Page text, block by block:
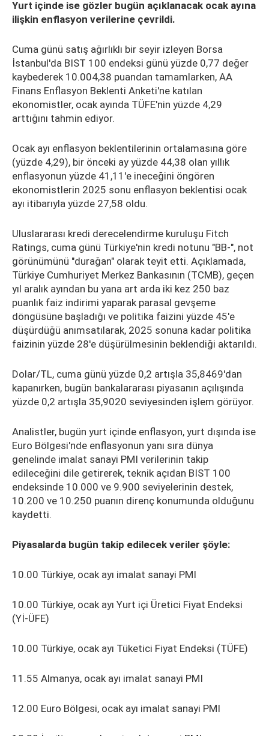
Yurt içinde ise gözler bugün açıklanacak ocak ayına
ilişkin enflasyon verilerine çevrildi.
Cuma günü satış ağırlıklı bir seyir izleyen Borsa
İstanbul'da BIST 100 endeksi günü yüzde 0,77 değer
kaybederek 10.004,38 puandan tamamlarken, AA
Finans Enflasyon Beklenti Anketi'ne katılan
ekonomistler, ocak ayında TÜFE'nin yüzde 4,29
arttığını tahmin ediyor.
Ocak ayı enflasyon beklentilerinin ortalamasına göre
(yüzde 4,29), bir önceki ay yüzde 44,38 olan yıllık
enflasyonun yüzde 41,11'e ineceğini öngören
ekonomistlerin 2025 sonu enflasyon beklentisi ocak
ayı itibarıyla yüzde 27,58 oldu.
Uluslararası kredi derecelendirme kuruluşu Fitch
Ratings, cuma günü Türkiye'nin kredi notunu "BB-", not
görünümünü "durağan" olarak teyit etti. Açıklamada,
Türkiye Cumhuriyet Merkez Bankasının (TCMB), geçen
yıl aralık ayından bu yana art arda iki kez 250 baz
puanlık faiz indirimi yaparak parasal gevşeme
döngüsüne başladığı ve politika faizini yüzde 45'e
düşürdüğü anımsatılarak, 2025 sonuna kadar politika
faizinin yüzde 28'e düşürülmesinin beklendiği aktarıldı.
Dolar/TL, cuma günü yüzde 0,2 artışla 35,8469'dan
kapanırken, bugün bankalararası piyasanın açılışında
yüzde 0,2 artışla 35,9020 seviyesinden işlem görüyor.
Analistler, bugün yurt içinde enflasyon, yurt dışında ise
Euro Bölgesi'nde enflasyonun yanı sıra dünya
genelinde imalat sanayi PMI verilerinin takip
edileceğini dile getirerek, teknik açıdan BIST 100
endeksinde 10.000 ve 9.900 seviyelerinin destek,
10.200 ve 10.250 puanın direnç konumunda olduğunu
kaydetti.
Piyasalarda bugün takip edilecek veriler şöyle:
10.00 Türkiye, ocak ayı imalat sanayi PMI
10.00 Türkiye, ocak ayı Yurt içi Üretici Fiyat Endeksi
(Yİ-ÜFE)
10.00 Türkiye, ocak ayı Tüketici Fiyat Endeksi (TÜFE)
11.55 Almanya, ocak ayı imalat sanayi PMI
12.00 Euro Bölgesi, ocak ayı imalat sanayi PMI